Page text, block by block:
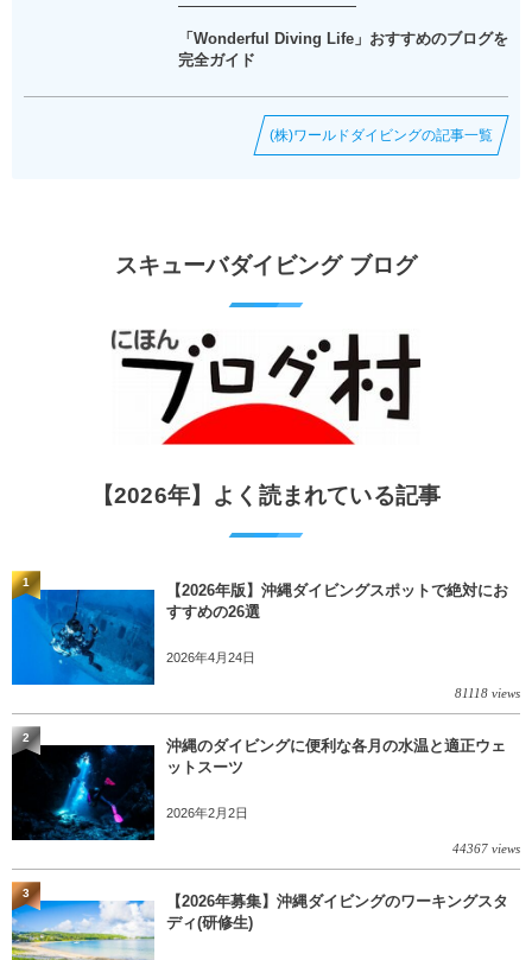
「Wonderful Diving Life」おすすめのブログを
完全ガイド
(株)ワールドダイビングの記事一覧
スキューバダイビング ブログ
【2026年】よく読まれている記事
【2026年版】沖縄ダイビングスポットで絶対にお
すすめの26選
2026年4月24日
81118 views
1
沖縄のダイビングに便利な各月の水温と適正ウェ
ットスーツ
2026年2月2日
44367 views
2
【2026年募集】沖縄ダイビングのワーキングスタ
ディ(研修生)
3